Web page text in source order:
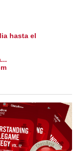
hasta el